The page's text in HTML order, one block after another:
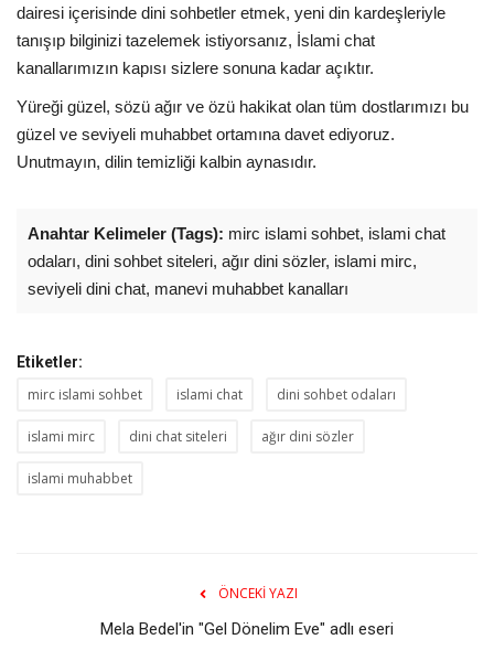
dairesi içerisinde dini sohbetler etmek, yeni din kardeşleriyle
tanışıp bilginizi tazelemek istiyorsanız, İslami chat
kanallarımızın kapısı sizlere sonuna kadar açıktır.
Yüreği güzel, sözü ağır ve özü hakikat olan tüm dostlarımızı bu
güzel ve seviyeli muhabbet ortamına davet ediyoruz.
Unutmayın, dilin temizliği kalbin aynasıdır.
Anahtar Kelimeler (Tags): mirc islami sohbet, islami chat
odaları, dini sohbet siteleri, ağır dini sözler, islami mirc,
seviyeli dini chat, manevi muhabbet kanalları
Etiketler:
mirc islami sohbet islami chat dini sohbet odaları
islami mirc dini chat siteleri ağır dini sözler
islami muhabbet
ÖNCEKI YAZI
Mela Bedel'in "Gel Dönelim Eve" adlı eseri